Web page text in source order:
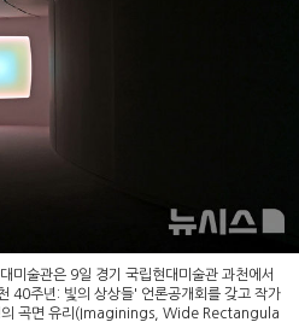
미술관은 9일 경기 국립현대미술관 과천에서
40주년: 빛의 상상들' 언론공개회를 갖고 작가
의 곡면 유리(Imaginings, Wide Rectangula